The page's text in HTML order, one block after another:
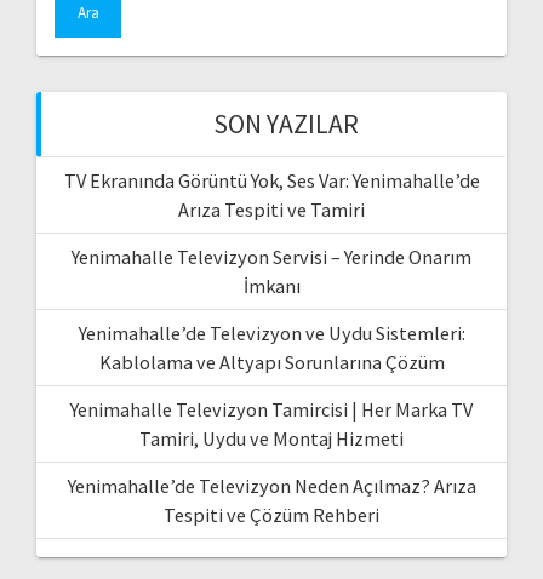
SON YAZILAR
TV Ekranında Görüntü Yok, Ses Var: Yenimahalle’de
Arıza Tespiti ve Tamiri
Yenimahalle Televizyon Servisi – Yerinde Onarım
İmkanı
Yenimahalle’de Televizyon ve Uydu Sistemleri:
Kablolama ve Altyapı Sorunlarına Çözüm
Yenimahalle Televizyon Tamircisi | Her Marka TV
Tamiri, Uydu ve Montaj Hizmeti
Yenimahalle’de Televizyon Neden Açılmaz? Arıza
Tespiti ve Çözüm Rehberi